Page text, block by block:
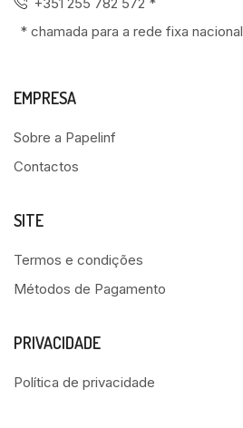
* chamada para a rede fixa nacional
EMPRESA
Sobre a Papelinf
Contactos
SITE
Termos e condições
Métodos de Pagamento
PRIVACIDADE
Política de privacidade